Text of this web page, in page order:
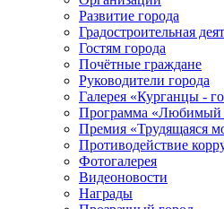
Развитие города
Градостроительная
Гостям города
Почётные граждане
Руководители города
Галерея «Курганцы -
Программа «Любимый
Премия «Трудящаяся
Противодействие
Фотогалерея
Видеоновости
Награды